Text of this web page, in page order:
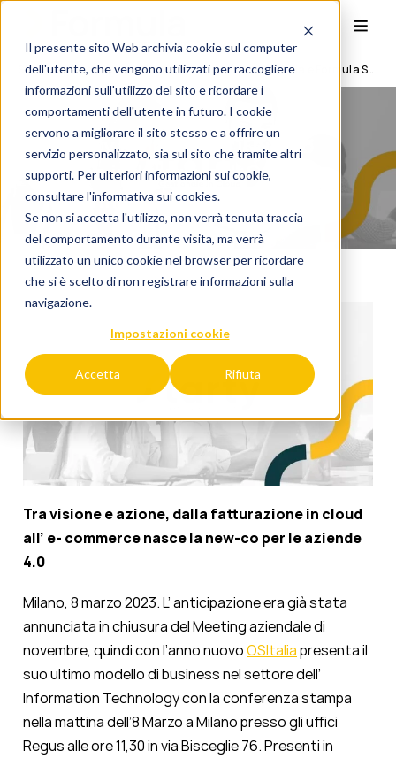
Il presente sito Web archivia cookie sul computer
dell'utente, che vengono utilizzati per raccogliere
informazioni sull'utilizzo del sito e ricordare i
comportamenti dell'utente in futuro. I cookie
servono a migliorare il sito stesso e a offrire un
servizio personalizzato, sia sul sito che tramite altri
supporti. Per ulteriori informazioni sui cookie,
consultare l'informativa sui cookies.
Se non si accetta l'utilizzo, non verrà tenuta traccia
del comportamento durante visita, ma verrà
utilizzato un unico cookie nel browser per ricordare
che si è scelto di non registrare informazioni sulla
navigazione.
Impostazioni cookie
Accetta Rifiuta
Starty Italia: al via il nuovo piano industriale di OSItalia e Formula Spa
Starty Italia: al via il nuovo
piano industriale di OSItalia
e Formula Spa
Tra visione e azione, dalla fatturazione in cloud
all’ e- commerce nasce la new-co per le aziende
4.0
Milano, 8 marzo 2023. L’ anticipazione era già stata
annunciata in chiusura del Meeting aziendale di
novembre, quindi con l’anno nuovoOSItaliapresenta il
suo ultimo modello di business nel settore dell’
Information Technology con la conferenza stampa
nella mattina dell’8 Marzo a Milano presso gli uffici
Regus alle ore 11,30 in via Bisceglie 76. Presenti in